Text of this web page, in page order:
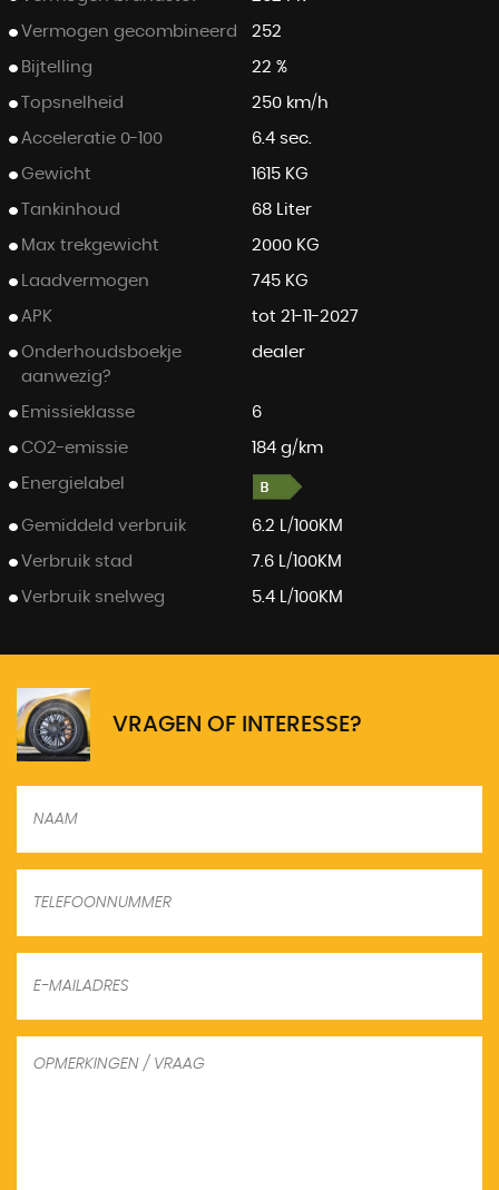
Vermogen gecombineerd 252
Bijtelling 22 %
Topsnelheid 250 km/h
Acceleratie 0-100 6.4 sec.
Gewicht 1615 KG
Tankinhoud 68 Liter
Max trekgewicht 2000 KG
Laadvermogen 745 KG
APK tot 21-11-2027
Onderhoudsboekje
aanwezig?
dealer
Emissieklasse 6
CO2-emissie 184 g/km
Energielabel
Gemiddeld verbruik 6.2 L/100KM
Verbruik stad 7.6 L/100KM
Verbruik snelweg 5.4 L/100KM
VRAGEN OF INTERESSE?